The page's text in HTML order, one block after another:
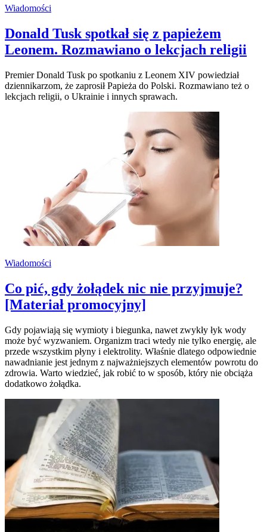
Wiadomości
Donald Tusk spotkał się z papieżem
Leonem. Rozmawiano o lekcjach religii
Premier Donald Tusk po spotkaniu z Leonem XIV powiedział
dziennikarzom, że zaprosił Papieża do Polski. Rozmawiano też o
lekcjach religii, o Ukrainie i innych sprawach.
Wiadomości
Co pić, gdy żołądek nic nie przyjmuje?
[Materiał promocyjny]
Gdy pojawiają się wymioty i biegunka, nawet zwykły łyk wody
może być wyzwaniem. Organizm traci wtedy nie tylko energię, ale
przede wszystkim płyny i elektrolity. Właśnie dlatego odpowiednie
nawadnianie jest jednym z najważniejszych elementów powrotu do
zdrowia. Warto wiedzieć, jak robić to w sposób, który nie obciąża
dodatkowo żołądka.